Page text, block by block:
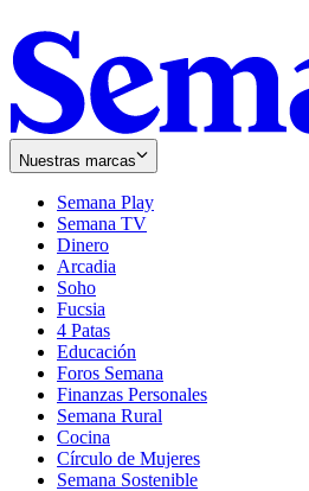
Nuestras marcas
Semana Play
Semana TV
Dinero
Arcadia
Soho
in
new
window
Fucsia
in
new
window
4 Patas
Educación
Foros Semana
Finanzas Personales
Semana Rural
Cocina
Círculo de Mujeres
Semana Sostenible